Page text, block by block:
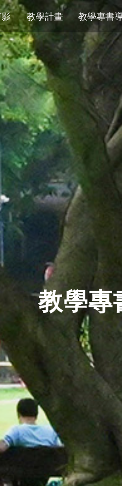
教學計畫 教學專書
教學專